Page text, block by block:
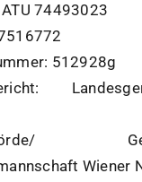
ATU 74493023
: 512928g
:
Wiener